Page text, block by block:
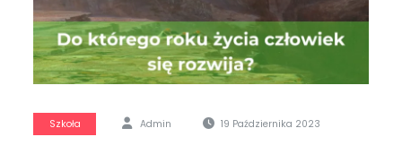
Szkoła Admin 19 Października 2023